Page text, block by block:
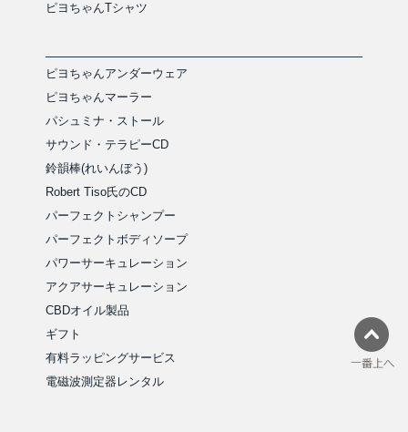
ピヨちゃんTシャツ
ピヨちゃんアンダーウェア
ピヨちゃんマーラー
パシュミナ・ストール
サウンド・テラピーCD
鈴韻棒(れいんぼう)
Robert Tiso氏のCD
パーフェクトシャンプー
パーフェクトボディソープ
パワーサーキュレーション
アクアサーキュレーション
CBDオイル製品
ギフト
有料ラッピングサービス
電磁波測定器レンタル